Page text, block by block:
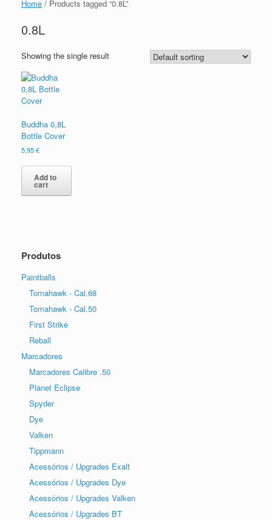
Home / Products tagged “0.8L”
0.8L
Showing the single result
Buddha 0,8L
Bottle Cover
5,95€
Add to
cart
Produtos
Paintballs
Tomahawk - Cal.68
Tomahawk - Cal.50
First Strike
Reball
Marcadores
Marcadores Calibre .50
Planet Eclipse
Spyder
Dye
Valken
Tippmann
Acessórios / Upgrades Exalt
Acessórios / Upgrades Dye
Acessórios / Upgrades Valken
Acessórios / Upgrades BT